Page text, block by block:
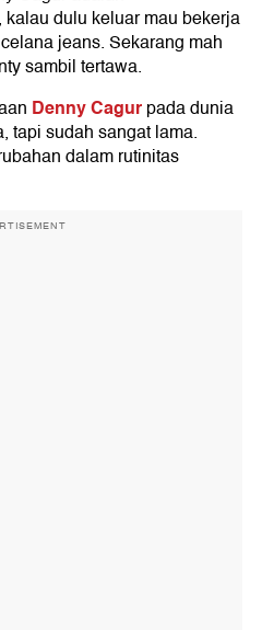
dulu keluar mau bekerja
jeans. Sekarang mah
sambil tertawa.
Denny Cagurpada dunia
tapi sudah sangat lama.
dalam rutinitas